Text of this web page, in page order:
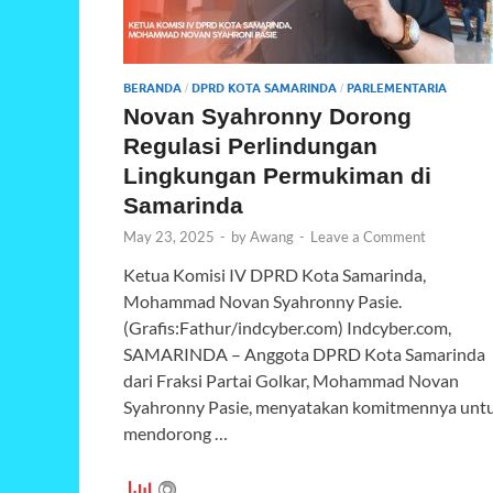
BERANDA / DPRD KOTA SAMARINDA / PARLEMENTARIA
Novan Syahronny Dorong
Regulasi Perlindungan
Lingkungan Permukiman di
Samarinda
May 23, 2025 - byAwang - Leave a Comment
Ketua Komisi IV DPRD Kota Samarinda,
Mohammad Novan Syahronny Pasie.
(Grafis:Fathur/indcyber.com) Indcyber.com,
SAMARINDA – Anggota DPRD Kota Samarinda
dari Fraksi Partai Golkar, Mohammad Novan
Syahronny Pasie, menyatakan komitmennya
mendorong …